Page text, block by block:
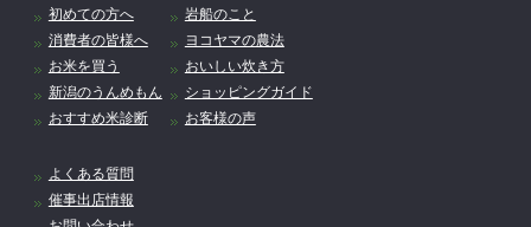
初めての方へ
消費者の皆様へ
お米を買う
新潟のうんめもん
おすすめ米診断
岩船のこと
ヨコヤマの農法
おいしい炊き方
ショッピングガイド
お客様の声
よくある質問
催事出店情報